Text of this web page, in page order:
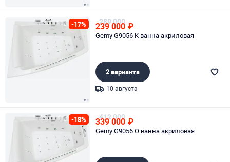
-17% 289 000
239 000 ₽
Gemy G9056 K ванна акриловая
2 варианта
10 августа
-18% 412 000
339 000 ₽
Gemy G9056 O ванна акриловая